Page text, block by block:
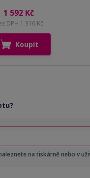
1 592 Kč
DPH 1 316 Kč
Koupit
na tiskárně nebo v